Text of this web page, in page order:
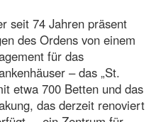
seit 74 Jahren präsent
des Ordens von einem
für das
– das „St.
etwa 700 Betten und das
das derzeit renoviert